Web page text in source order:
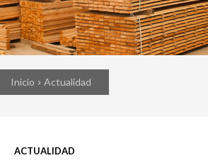
Inicio Actualidad
ACTUALIDAD